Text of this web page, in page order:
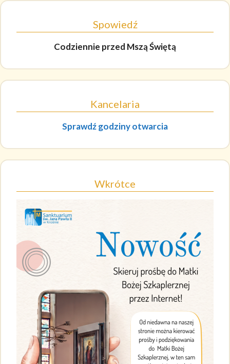
Spowiedź
Codziennie przed Mszą Świętą
Kancelaria
Sprawdź godziny otwarcia
Wkrótce